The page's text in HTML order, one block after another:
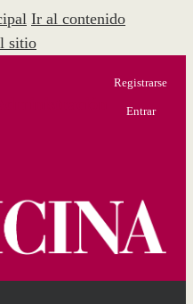
Ir al contenido
sitio
Registrarse
Entrar